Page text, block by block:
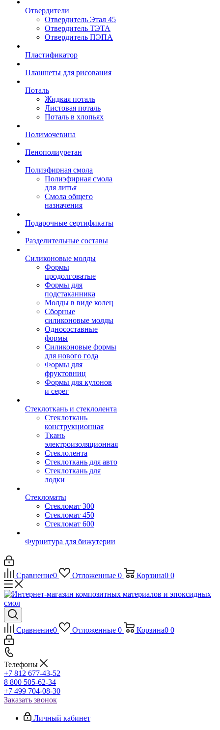
Отвердители
Отвердитель Этал 45
Отвердитель ТЭТА
Отвердитель ПЭПА
Пластификатор
Планшеты для рисования
Поталь
Жидкая поталь
Листовая поталь
Поталь в хлопьях
Полимочевина
Пенополиуретан
Полиэфирная смола
Полиэфирная смола
для литья
Смола общего
назначения
Подарочные сертификаты
Разделительные составы
Силиконовые молды
Формы
продолговатые
Формы для
подстаканника
Молды в виде колец
Сборные
силиконовые молды
Односоставные
формы
Силиконовые формы
для нового года
Формы для
фруктовниц
Формы для кулонов
и серег
Стеклоткань и стеклолента
Стеклоткань
конструкционная
Ткань
электроизоляционная
Стеклолента
Стеклоткань для авто
Стеклоткань для
лодки
Стекломаты
Стекломат 300
Стекломат 450
Стекломат 600
Фурнитура для бижутерии
Сравнение0 Отложенные 0 Корзина0 0
Сравнение0 Отложенные 0 Корзина0 0
Телефоны
+7 812 677-43-52
8 800 505-62-34
+7 499 704-08-30
Заказать звонок
Личный кабинет